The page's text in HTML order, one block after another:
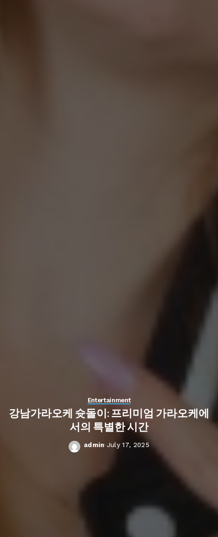
Entertainment
강남가라오케 슛돌이: 프리미엄 가라오케에
서의 특별한 시간
Posted
admin July 17, 2025